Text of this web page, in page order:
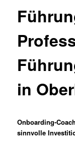
in
Onboarding-
sinnvolle